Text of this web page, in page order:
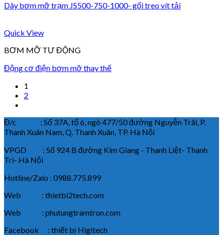
Dây bơm mỡ trạm JS500-750-1000- gối treo vít tải
Quick View
BƠM MỠ TỰ ĐỘNG
Động cơ điện bơm mỡ thay thế
1
2
Đ/c : Số 37A, tổ 6, ngõ 477/50 đường Nguyễn Trãi, P.
Thanh Xuân Nam, Q. Thanh Xuân, TP. Hà Nội
VPGD : Số 924 B đường Kim Giang - Thanh Liệt- Thanh
Trì- Hà Nội
Hotline/Zalo : 0988.775.899
Web : thietbi2tech.com
Web : phutungtramtron.com
Facebook : thiết bị Higitech